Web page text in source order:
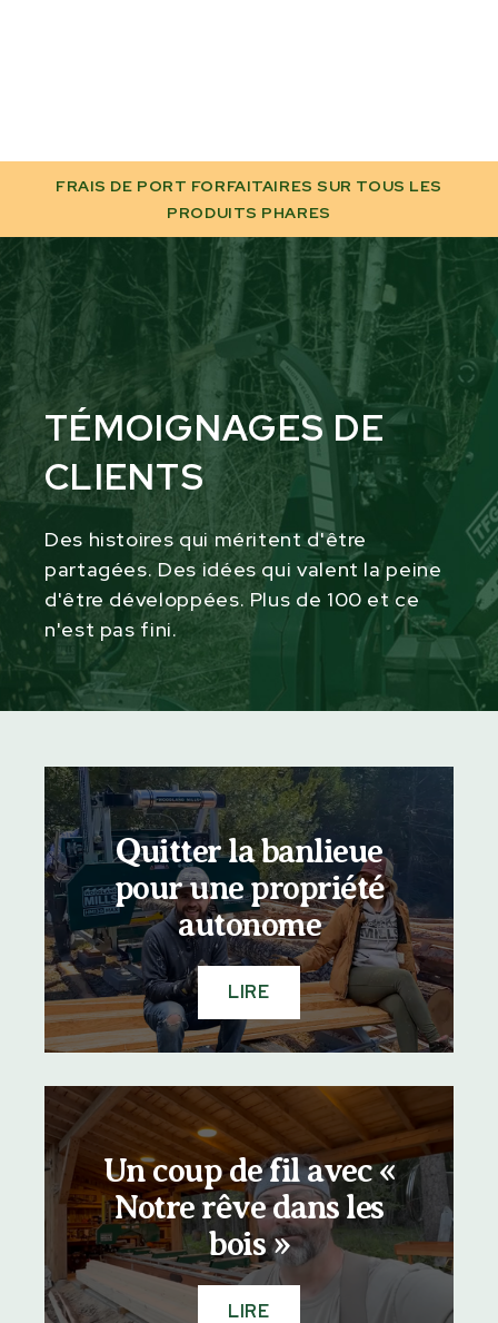
FRAIS DE PORT FORFAITAIRES SUR TOUS LES
PRODUITS PHARES
TÉMOIGNAGES DE
CLIENTS
Des histoires qui méritent d'être
partagées. Des idées qui valent la peine
d'être développées. Plus de 100 et ce
n'est pas fini.
Quitter la banlieue
pour une propriété
autonome
LIRE
Un coup de fil avec «
Notre rêve dans les
bois »
LIRE